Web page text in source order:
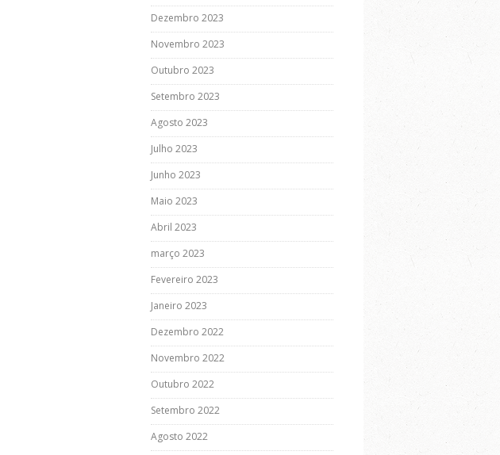
Dezembro 2023
Novembro 2023
Outubro 2023
Setembro 2023
Agosto 2023
Julho 2023
Junho 2023
Maio 2023
Abril 2023
março 2023
Fevereiro 2023
Janeiro 2023
Dezembro 2022
Novembro 2022
Outubro 2022
Setembro 2022
Agosto 2022